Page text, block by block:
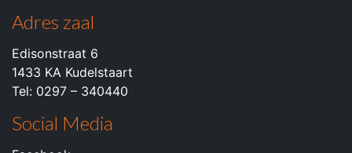
Adres zaal
Edisonstraat 6
1433 KA Kudelstaart
Tel: 0297 – 340440
Social Media